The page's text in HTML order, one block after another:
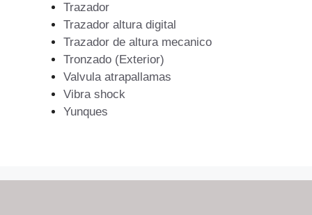
Trazador
Trazador altura digital
Trazador de altura mecanico
Tronzado (Exterior)
Valvula atrapallamas
Vibra shock
Yunques